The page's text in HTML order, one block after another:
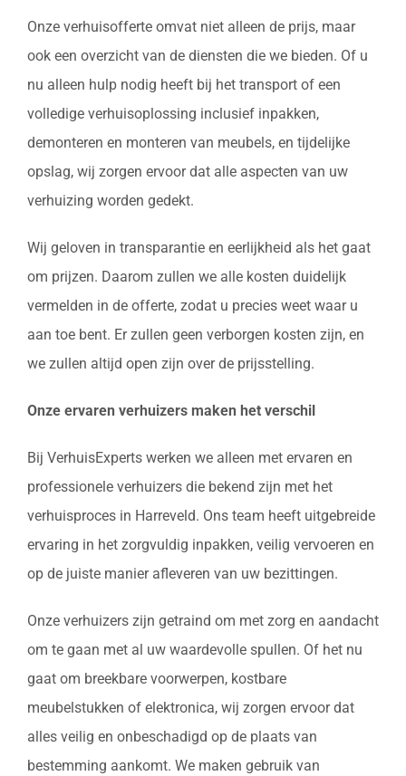
Onze verhuisofferte omvat niet alleen de prijs, maar
ook een overzicht van de diensten die we bieden. Of u
nu alleen hulp nodig heeft bij het transport of een
volledige verhuisoplossing inclusief inpakken,
demonteren en monteren van meubels, en tijdelijke
opslag, wij zorgen ervoor dat alle aspecten van uw
verhuizing worden gedekt.
Wij geloven in transparantie en eerlijkheid als het gaat
om prijzen. Daarom zullen we alle kosten duidelijk
vermelden in de offerte, zodat u precies weet waar u
aan toe bent. Er zullen geen verborgen kosten zijn, en
we zullen altijd open zijn over de prijsstelling.
Onze ervaren verhuizers maken het verschil
Bij VerhuisExperts werken we alleen met ervaren en
professionele verhuizers die bekend zijn met het
verhuisproces in Harreveld. Ons team heeft uitgebreide
ervaring in het zorgvuldig inpakken, veilig vervoeren en
op de juiste manier afleveren van uw bezittingen.
Onze verhuizers zijn getraind om met zorg en aandacht
om te gaan met al uw waardevolle spullen. Of het nu
gaat om breekbare voorwerpen, kostbare
meubelstukken of elektronica, wij zorgen ervoor dat
alles veilig en onbeschadigd op de plaats van
bestemming aankomt. We maken gebruik van